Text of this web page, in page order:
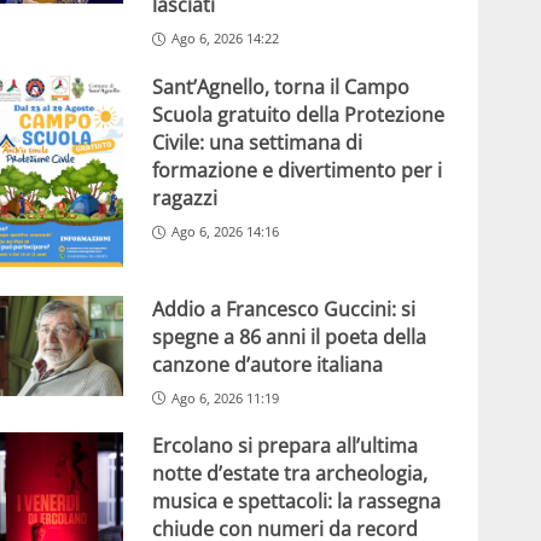
Ago 6, 2026 14:22
Sant’Agnello, torna il Campo
Scuola gratuito della Protezione
Civile: una settimana di
formazione e divertimento per i
ragazzi
Ago 6, 2026 14:16
Addio a Francesco Guccini: si
spegne a 86 anni il poeta della
canzone d’autore italiana
Ago 6, 2026 11:19
Ercolano si prepara all’ultima
notte d’estate tra archeologia,
musica e spettacoli: la rassegna
chiude con numeri da record